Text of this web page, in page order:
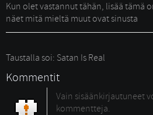
Kun olet vastannut tähän, lisää tämä
näet mitä mieltä muut ovat sinusta
Taustalla soi: Satan Is Real
Kommentit
Vain sisäänkirjautuneet
kommentteja.